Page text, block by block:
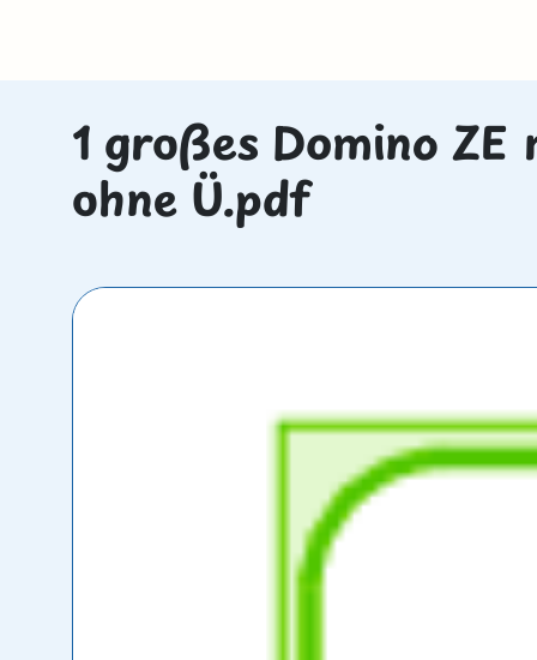
1 großes Domino
ohne Ü.pdf